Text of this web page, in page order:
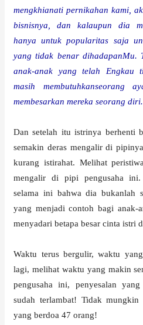
mengkhianati pernikahan kami,
bisnisnya, dan kalaupun dia
hanya untuk popularitas saja
yang tidak benar dihadapanMu.
anak-anak yang telah Engkau
masih membutuhkanseorang
membesarkan mereka seorang
Dan setelah itu istrinya berhenti
semakin deras mengalir di
kurang istirahat. Melihat
mengalir di pipi pengusaha ini.
selama ini bahwa dia bukanlah
yang menjadi contoh bagi anak-
menyadari betapa besar cinta istri
Waktu terus bergulir, waktu
lagi, melihat waktu yang makin
pengusaha ini, penyesalan
sudah terlambat! Tidak
yang berdoa 47 orang!